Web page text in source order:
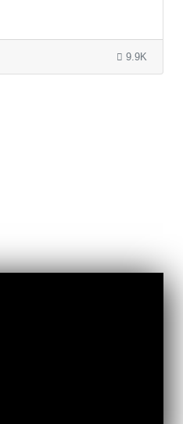
9.9K